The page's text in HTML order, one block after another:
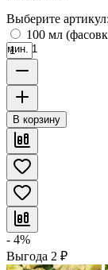
Выберите артикул:
100 мл
мин. 1
В корзину
- 4%
Выгода 2 ₽